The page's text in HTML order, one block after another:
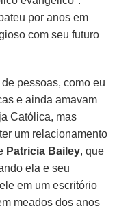
por anos em
com seu futuro
pessoas, como eu
e ainda amavam
Católica, mas
um relacionamento
Patricia Bailey, que
ela e seu
em um escritório
meados dos anos